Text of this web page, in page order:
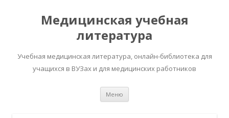
Медицинская учебная
литература
Учебная медицинская литература, онлайн-библиотека для
учащихся в ВУЗах и для медицинских работников
Меню